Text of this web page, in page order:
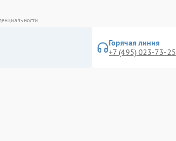
Горячая линия
+7 (495) 023-73-25